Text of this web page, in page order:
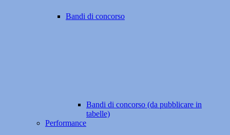
Bandi di concorso
Bandi di concorso (da pubblicare in
tabelle)
Performance